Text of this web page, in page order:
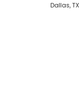
Dallas,